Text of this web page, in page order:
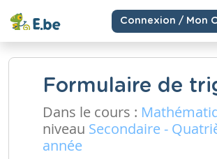
Connexion / Mon
Formulaire de
Dans le cours :
niveau Secondaire -
année